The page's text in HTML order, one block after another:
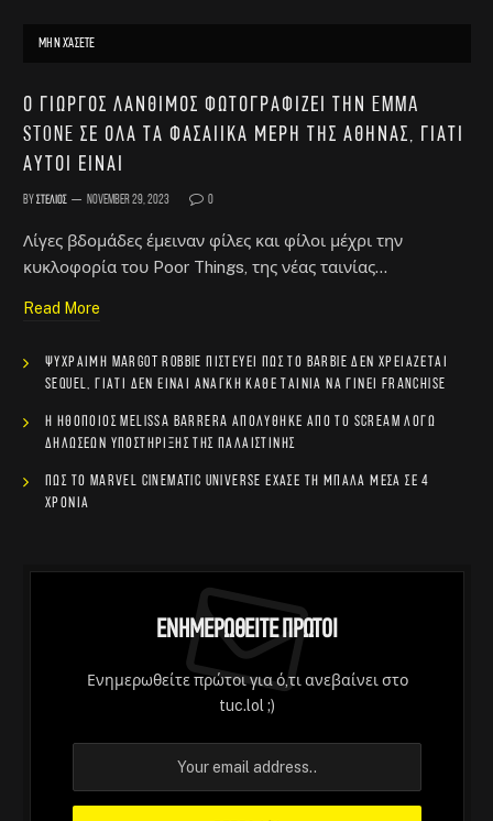
ΜΗΝ ΧΆΣΕΤΕ
Ο Γιώργος Λάνθιμος φωτογραφίζει την Emma
Stone σε όλα τα φασαίικα μέρη της Αθήνας, γιατί
αυτοί είναι
By Στέλιος November 29, 2023 0
Λίγες βδομάδες έμειναν φίλες και φίλοι μέχρι την
κυκλοφορία του Poor Things, της νέας ταινίας…
Read More
Ψύχραιμη Margot Robbie πιστεύει πως το Barbie δεν χρειάζεται
sequel, γιατί δεν είναι ανάγκη κάθε ταινία να γίνει franchise
Η ηθοποιός Melissa Barrera απολύθηκε από το Scream λόγω
δηλώσεων υποστήριξης της Παλαιστίνης
Πώς το Marvel Cinematic Universe έχασε τη μπάλα μέσα σε 4
χρόνια
Ενημερωθείτε Πρώτοι
Ενημερωθείτε πρώτοι για ό,τι ανεβαίνει στο
tuc.lol ;)